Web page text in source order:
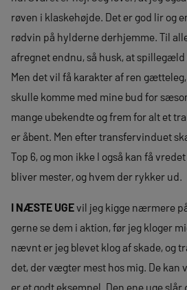
røven i klaskehøjde. Det er god lir og
rødvin på hylderne derhjemme. Til
afregnet endnu, så husk, at
Men det vil få karakter af ren
skulle komme med mine bud for
mange ubekendte og frem for alt et
er åbent. Men efter transfervinduet
Top 6, og mon ikke I også kan få
bliver mester, og hvem der rykker ud.
I NÆSTE UGEvil jeg kigge nærmere
gerne se dem i aktion, før jeg kloger
nævnt er jeg blevet klog af skade, og
det, der vægter mest hos mig. De kan
er et godt eksempel. Den ene uge slår